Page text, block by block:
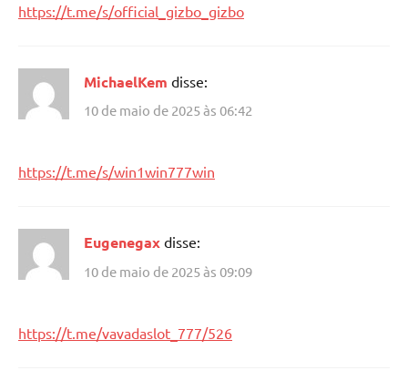
https://t.me/s/official_gizbo_gizbo
MichaelKem disse:
10 de maio de 2025 às 06:42
https://t.me/s/win1win777win
Eugenegax disse:
10 de maio de 2025 às 09:09
https://t.me/vavadaslot_777/526